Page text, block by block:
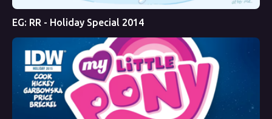
EG: RR - Holiday Special 2014